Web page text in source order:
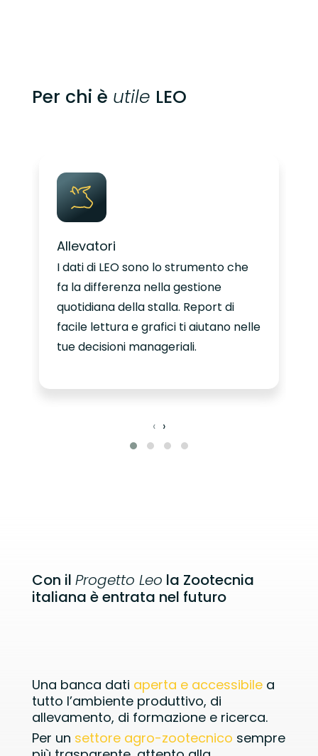
Per chi è utile LEO
Allevatori
I dati di LEO sono lo strumento che
fa la differenza nella gestione
quotidiana della stalla. Report di
facile lettura e grafici ti aiutano nelle
tue decisioni manageriali.
‹ ›
Con il Progetto Leo la Zootecnia
italiana è entrata nel futuro
Una banca dati aperta e accessibile a
tutto l’ambiente produttivo, di
allevamento, di formazione e ricerca.
Per un settore agro-zootecnico sempre